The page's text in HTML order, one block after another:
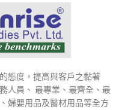
態度，提高與客戶之黏著
人員、 最專業、最齊全、最
婦嬰用品及醫材用品等全方